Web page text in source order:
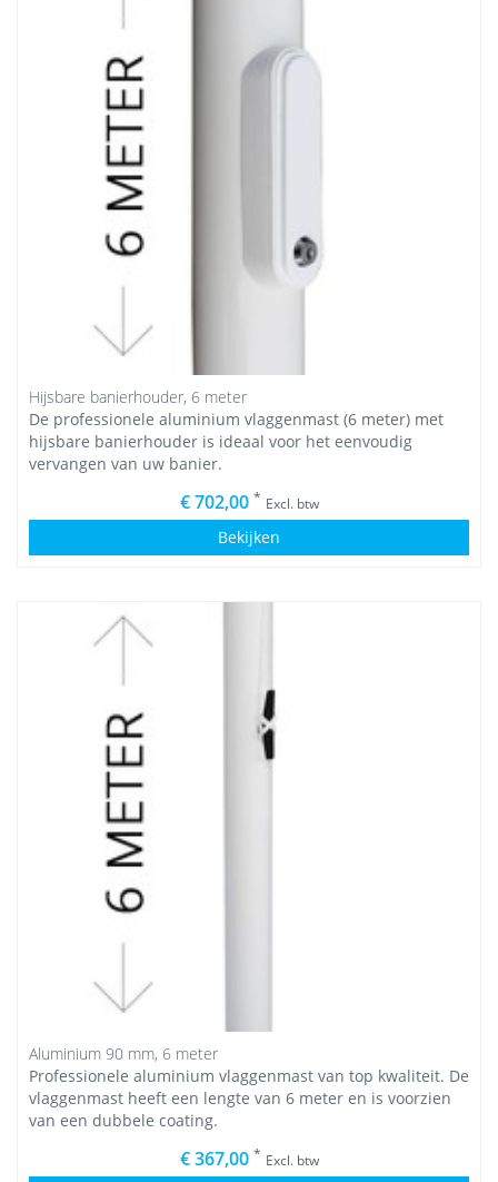
Hijsbare banierhouder, 6 meter
De professionele aluminium vlaggenmast (6 meter) met
hijsbare banierhouder is ideaal voor het eenvoudig
vervangen van uw banier.
€ 702,00 * Excl. btw
Bekijken
Aluminium 90 mm, 6 meter
Professionele aluminium vlaggenmast van top kwaliteit. De
vlaggenmast heeft een lengte van 6 meter en is voorzien
van een dubbele coating.
€ 367,00 * Excl. btw